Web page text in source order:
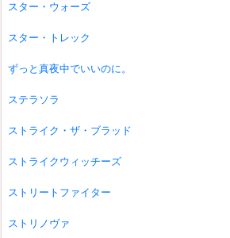
スター・ウォーズ
スター・トレック
ずっと真夜中でいいのに。
ステラソラ
ストライク・ザ・ブラッド
ストライクウィッチーズ
ストリートファイター
ストリノヴァ